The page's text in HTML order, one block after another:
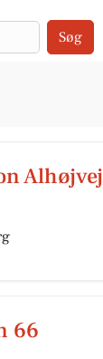
Søg
Alhøjvej
66